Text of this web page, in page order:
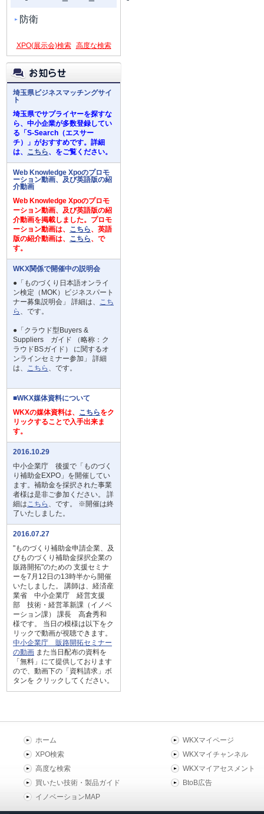
防衛
XPO(展示会)検索 高度な検索
埼玉県ビジネスマッチングサイ
ト
埼玉県でサプライヤーを探すな
ら、中小企業が多数登録してい
る「S-Search（エスサー
チ）」がおすすめです。詳細
は、 こちら、をご覧ください。
Web Knowledge Xpoのプロモ
ーション動画、及び英語版の紹
介動画
Web Knowledge Xpoのプロモ
ーション動画、及び英語版の紹
介動画を掲載しました。プロモ
ーション動画は、 こちら、英語
版の紹介動画は、 こちら、で
す。
WKX関係で開催中の説明会
●「ものづくり日本語オンライ
ン検定（MOK）ビジネスパート
ナー募集説明会」 詳細は、 こち
ら 、です。
●「クラウド型Buyers &
Suppliers ガイド （略称：ク
ラウドBSガイド） に関するオ
ンラインセミナー参加」 詳細
は、 こちら 、です。
■WKX媒体資料について
WKXの媒体資料は、 こちらをク
リックすることで入手出来ま
す。
2016.10.29
中小企業庁 後援で「ものづく
り補助金EXPO」を開催してい
ます。補助金を採択された事業
者様は是非ご参加ください。 詳
細はこちら 、です。 ※開催は終
了いたしました。
2016.07.27
"ものづくり補助金申請企業、及
びものづくり補助金採択企業の
販路開拓"のための 支援セミナ
ーを7月12日の13時半から開催
いたしました。 講師は、経済産
業省 中小企業庁 経営支援
部 技術・経営革新課（イノベ
ーション課） 課長 高倉秀和
様です。 当日の模様は以下をク
リックで動画が視聴できます。
中小企業庁 販路開拓セミナー
の動画 また当日配布の資料を
「無料」にて提供しております
ので、動画下の「資料請求」ボ
タンを クリックしてください。
ホーム
XPO検索
高度な検索
買いたい技術・製品ガイド
イノベーションMAP
WKXマイページ
WKXマイチャンネル
WKXマイアセスメント
BtoB広告